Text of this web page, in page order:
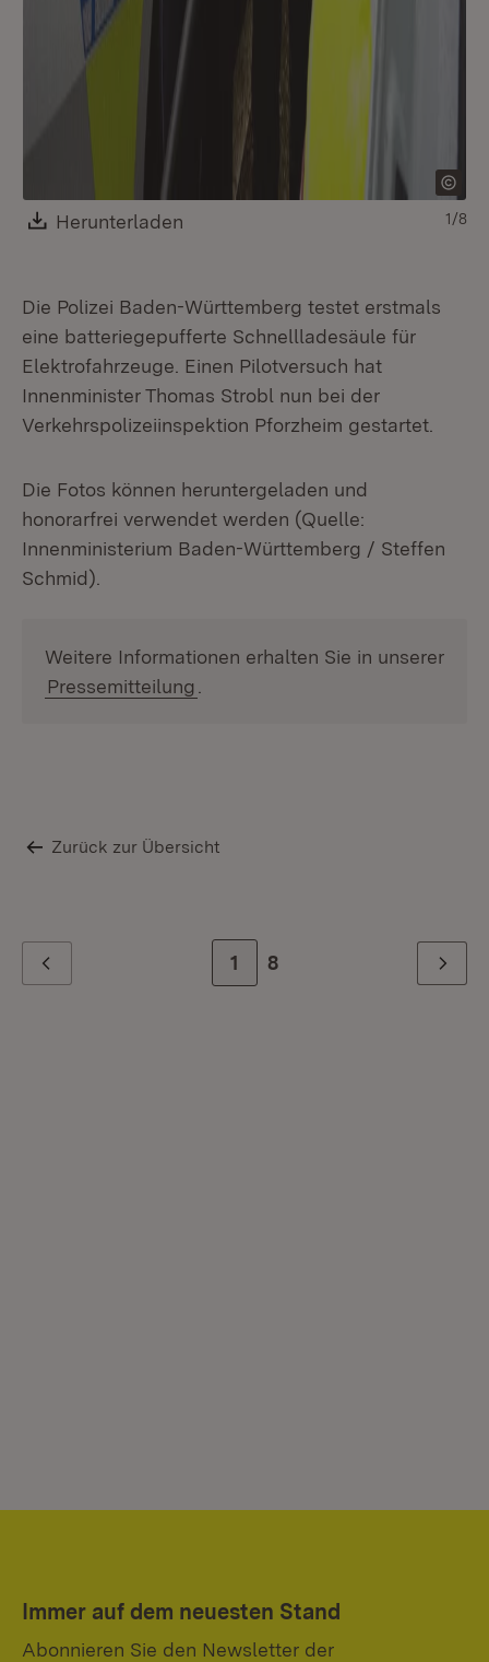
Download:
Herunterladen 1/8
Die Polizei Baden-Württemberg testet erstmals
eine batteriegepufferte Schnellladesäule für
Elektrofahrzeuge. Einen Pilotversuch hat
Innenminister Thomas Strobl nun bei der
Verkehrspolizeiinspektion Pforzheim gestartet.
Die Fotos können heruntergeladen und
honorarfrei verwendet werden (Quelle:
Innenministerium Baden-Württemberg / Steffen
Schmid).
Weitere Informationen erhalten Sie in unserer
Pressemitteilung
Zurück zur Übersicht
Zur Seite
1 Zur letzten Seite
8 Weiter
Immer auf dem neuesten Stand
Abonnieren Sie den Newsletter der